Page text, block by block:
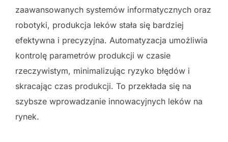
zaawansowanych systemów informatycznych oraz
robotyki, produkcja leków stała się bardziej
efektywna i precyzyjna. Automatyzacja umożliwia
kontrolę parametrów produkcji w czasie
rzeczywistym, minimalizując ryzyko błędów i
skracając czas produkcji. To przekłada się na
szybsze wprowadzanie innowacyjnych leków na
rynek.